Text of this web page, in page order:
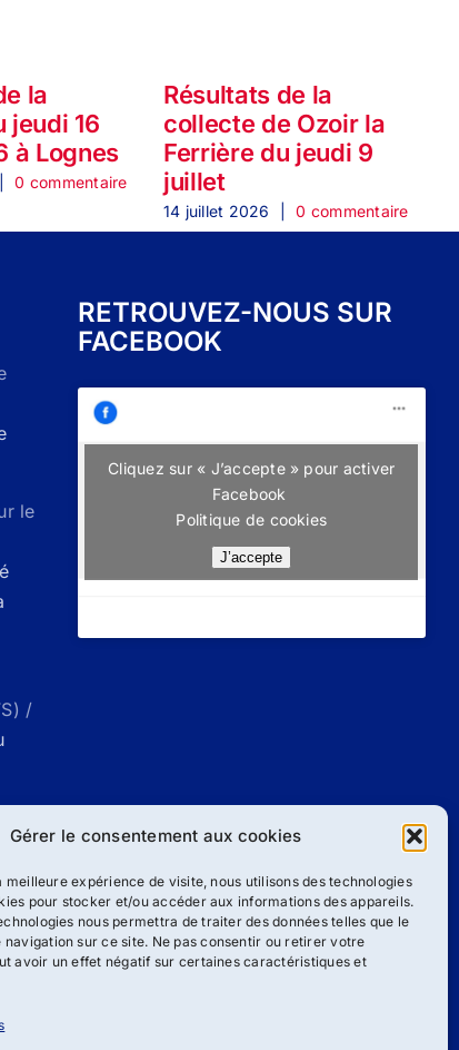
Gérer le consentement aux cookies
meilleure expérience de visite, nous utilisons des technologies
pour stocker et/ou accéder aux informations des appareils.
nous permettra de traiter des données telles que le
sur ce site. Ne pas consentir ou retirer votre
avoir un effet négatif sur certaines caractéristiques et
la
jeudi 16
à Lognes
0 commentaire
Résultats de la
collecte de Ozoir la
Ferrière du jeudi 9
juillet
14 juillet 2026 0 commentaire
le
/
des
RETROUVEZ-NOUS SUR
FACEBOOK
Cliquez sur « J’accepte » pour activer
Facebook
Politique de cookies
J’accepte